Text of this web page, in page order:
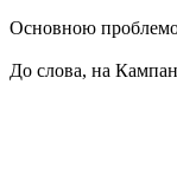
Основною
До слова, на